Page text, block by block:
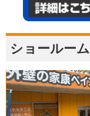
ショールーム